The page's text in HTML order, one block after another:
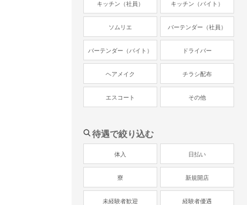
キッチン（社員） キッチン（バイト）
ソムリエ バーテンダー（社員）
バーテンダー（バイト） ドライバー
ヘアメイク チラシ配布
エスコート その他
待遇で絞り込む
体入 日払い
寮 新規開店
未経験者歓迎 経験者優遇